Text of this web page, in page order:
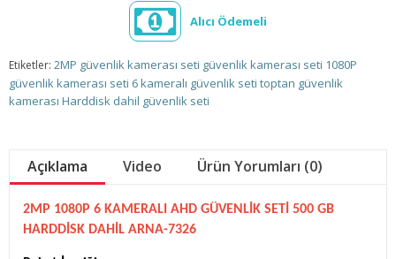
Alıcı Ödemeli
Etiketler: 2MP güvenlik kamerası seti güvenlik kamerası seti 1080P
güvenlik kamerası seti 6 kameralı güvenlik seti toptan güvenlik
kamerası Harddisk dahil güvenlik seti
Açıklama Video Ürün Yorumları (0)
2MP 1080P 6 KAMERALI AHD GÜVENLİK SETİ 500 GB
HARDDİSK DAHİL ARNA-7326